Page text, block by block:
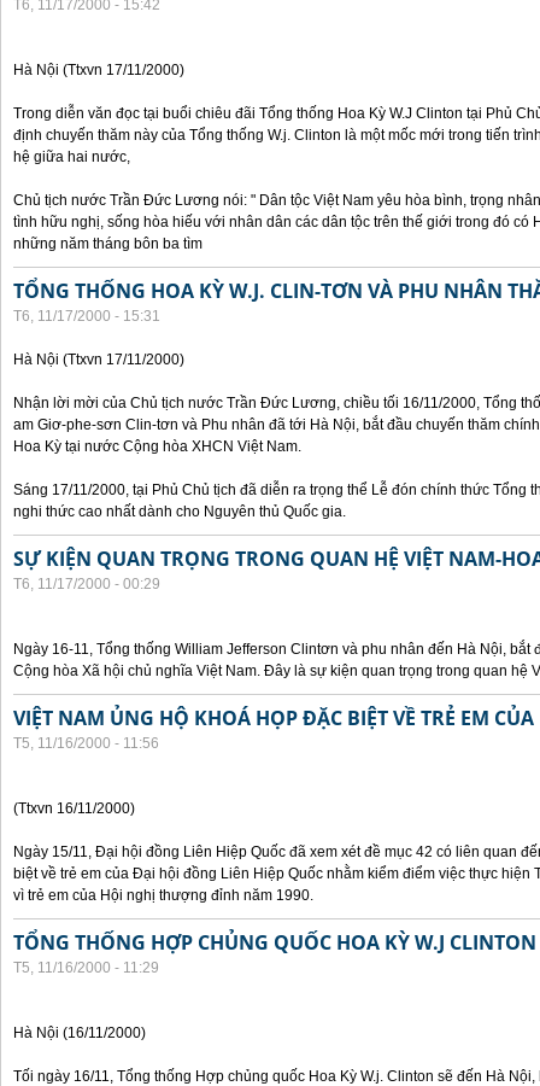
T6, 11/17/2000 - 15:42
Hà Nội (Ttxvn 17/11/2000)
Trong diễn văn đọc tại buổi chiêu đãi Tổng thống Hoa Kỳ W.J Clinton tại Phủ
định chuyến thăm này của Tổng thống W.j. Clinton là một mốc mới trong tiến
hệ giữa hai nước,
Chủ tịch nước Trần Đức Lương nói: " Dân tộc Việt Nam yêu hòa bình, trọng
tình hữu nghị, sống hòa hiếu với nhân dân các dân tộc trên thế giới trong đó có
những năm tháng bôn ba tìm
TỔNG THỐNG HOA KỲ W.J. CLIN-TƠN VÀ PHU NHÂN
T6, 11/17/2000 - 15:31
Hà Nội (Ttxvn 17/11/2000)
Nhận lời mời của Chủ tịch nước Trần Đức Lương, chiều tối 16/11/2000, Tổng
am Giơ-phe-sơn Clin-tơn và Phu nhân đã tới Hà Nội, bắt đầu chuyến thăm
Hoa Kỳ tại nước Cộng hòa XHCN Việt Nam.
Sáng 17/11/2000, tại Phủ Chủ tịch đã diễn ra trọng thể Lễ đón chính thức Tổng
nghi thức cao nhất dành cho Nguyên thủ Quốc gia.
SỰ KIỆN QUAN TRỌNG TRONG QUAN HỆ VIỆT NAM-
T6, 11/17/2000 - 00:29
Ngày 16-11, Tổng thống William Jefferson Clintơn và phu nhân đến Hà Nội,
Cộng hòa Xã hội chủ nghĩa Việt Nam. Đây là sự kiện quan trọng trong quan hệ
VIỆT NAM ỦNG HỘ KHOÁ HỌP ĐẶC BIỆT VỀ TRẺ EM
T5, 11/16/2000 - 11:56
(Ttxvn 16/11/2000)
Ngày 15/11, Đại hội đồng Liên Hiệp Quốc đã xem xét đề mục 42 có liên quan
biệt về trẻ em của Đại hội đồng Liên Hiệp Quốc nhằm kiểm điểm việc thực
vì trẻ em của Hội nghị thượng đỉnh năm 1990.
TỔNG THỐNG HỢP CHỦNG QUỐC HOA KỲ W.J
T5, 11/16/2000 - 11:29
Hà Nội (16/11/2000)
Tối ngày 16/11, Tổng thống Hợp chủng quốc Hoa Kỳ W.j. Clinton sẽ đến Hà